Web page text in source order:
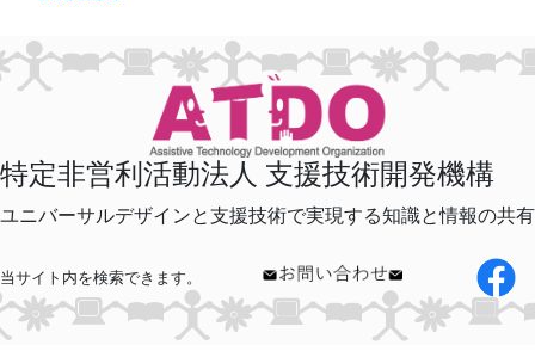
特定非営利活動法人 支援技術開発機構
ユニバーサルデザインと支援技術で実現する知識と情報の共有
当サイト内を検索できます。